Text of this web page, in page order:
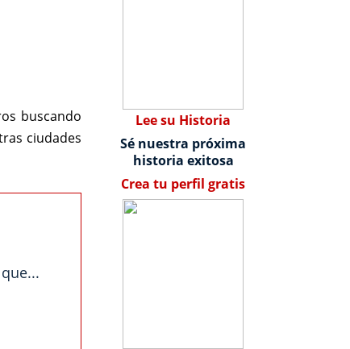
buscando
ciudades
Lee su Historia
Sé nuestra próxima
historia exitosa
Crea tu perfil gratis